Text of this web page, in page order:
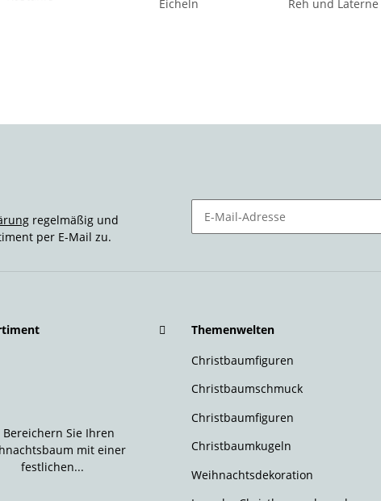
regelmäßig und
per E-Mail zu.
Themenwelten
Christbaumfiguren
Christbaumschmuck
Christbaumfiguren
Christbaumkugeln
Weihnachtsdekoration